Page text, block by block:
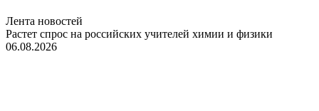
Лента новостей
Растет спрос на российских учителей химии и физики
06.08.2026